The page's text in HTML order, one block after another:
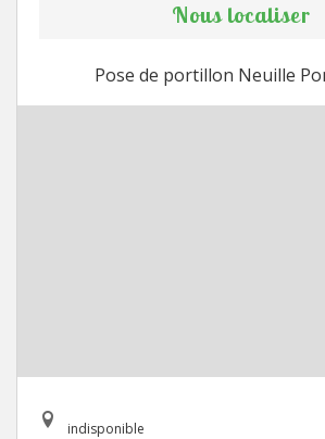
Nous localiser
Pose de portillon Neuille
indisponible